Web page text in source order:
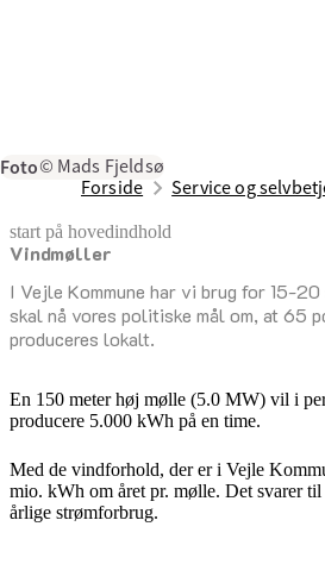
Foto© Mads Fjeldsø
Forside
Service og
start på hovedindhold
Vindmøller
I Vejle Kommune har vi brug for 15-
skal nå vores politiske mål om, at 65
produceres lokalt.
senest opdateret 29. maj 2026
En 150 meter høj mølle (5.0 MW) vil i
producere 5.000 kWh på en time.
Med de vindforhold, der er i Vejle
mio. kWh om året pr. mølle. Det svarer til
årlige strømforbrug.